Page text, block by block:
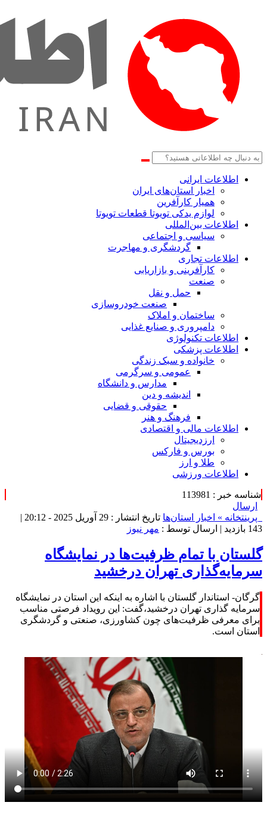
اطلاعات‌ ‎ایرانی
اخبار استان‌های ایران
همیار کارآفرین
لوازم یدکی تویوتا قطعات تویوتا
اطلاعات بین‌المللی
سیاسی و اجتماعی
گردشگری و مهاجرت
اطلاعات تجاری
کارآفرینی و بازاریابی
صنعت
حمل و نقل
صنعت خودروسازی
ساختمان و املاک
دامپروری و صنایع غذایی
اطلاعات تکنولوژی
اطلاعات پزشکی
خانواده و سبک زندگی
عمومی و سرگرمی
مدارس و دانشگاه
اندیشه و دین
حقوقی و قضایی
فرهنگ و هنر
اطلاعات مالی و اقتصادی
ارزدیجیتال
بورس و فارکس
طلا و ارز
اطلاعات ورزشی
شناسه خبر : 113981
ارسال
پرینتخانه » اخبار استان‌ها تاریخ انتشار : 29 آوریل 2025 - 20:12 |
143 بازدید
| ارسال توسط : مهر نیوز
گلستان با تمام ظرفیت‌ها در نمایشگاه
سرمایه‌گذاری تهران درخشید
گرگان- استاندار گلستان با اشاره به اینکه این استان در نمایشگاه
سرمایه گذاری تهران درخشید،گفت: این رویداد فرصتی مناسب
برای معرفی ظرفیت‌های چون کشاورزی، صنعتی و گردشگری
استان است.